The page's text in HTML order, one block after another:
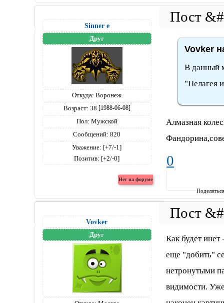
Sinner е
Друг
Откуда: Воронеж
Возраст: 38 [1988-06-08]
Пол: Мужской
Сообщений: 820
Уважение: [+7/-1]
Позитив: [+2/-0]
Vovker
В данный
"Пелагея
Алмазная
0
Vovker
Друг
Как будет
еще "добить"
нетронутыми
видимости.